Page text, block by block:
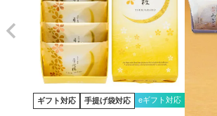
ギフト対応 手提げ袋対応 eギフト対応